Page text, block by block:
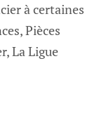
à certaines
Pièces
La Ligue